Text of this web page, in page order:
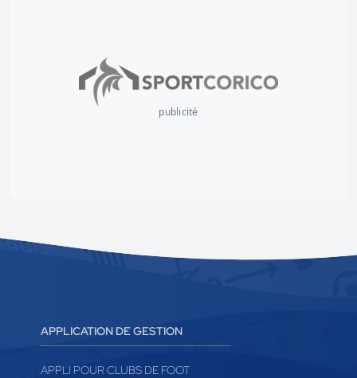
publicité
APPLICATION DE GESTION
APPLI POUR CLUBS DE FOOT